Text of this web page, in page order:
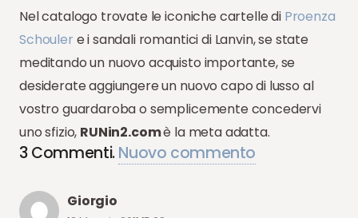
Nel catalogo trovate le iconiche cartelle di Proenza
Schouler e i sandali romantici di Lanvin, se state
meditando un nuovo acquisto importante, se
desiderate aggiungere un nuovo capo di lusso al
vostro guardaroba o semplicemente concedervi
uno sfizio, RUNin2.comè la meta adatta.
3Commenti.Nuovo commento
Giorgio